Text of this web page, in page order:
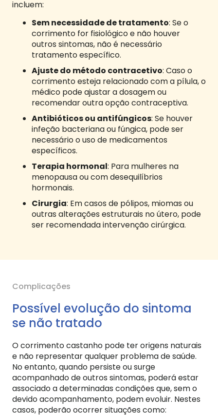
incluem:
Sem necessidade de tratamento: Se o
corrimento for fisiológico e não houver
outros sintomas, não é necessário
tratamento específico.
Ajuste do método contracetivo: Caso o
corrimento esteja relacionado com a pílula, o
médico pode ajustar a dosagem ou
recomendar outra opção contraceptiva.
Antibióticos ou antifúngicos: Se houver
infeção bacteriana ou fúngica, pode ser
necessário o uso de medicamentos
específicos.
Terapia hormonal: Para mulheres na
menopausa ou com desequilíbrios
hormonais.
Cirurgia: Em casos de pólipos, miomas ou
outras alterações estruturais no útero, pode
ser recomendada intervenção cirúrgica.
Complicações
Possível evolução do sintoma
se não tratado
O corrimento castanho pode ter origens naturais
e não representar qualquer problema de saúde.
No entanto, quando persiste ou surge
acompanhado de outros sintomas, poderá estar
associado a determinadas condições que, sem o
devido acompanhamento, podem evoluir. Nestes
casos, poderão ocorrer situações como: